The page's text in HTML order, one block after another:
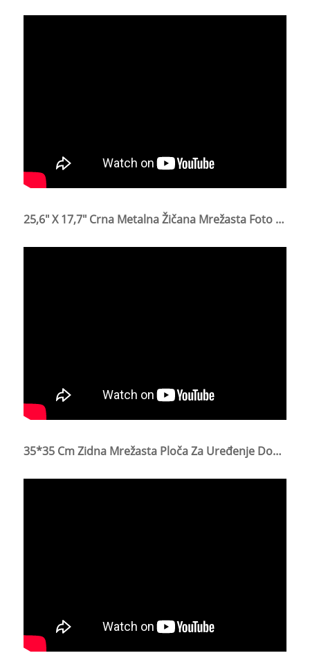
25,6" X 17,7" Crna Metalna Žičana Mrežasta Foto Zidna Ploča S Mrežastom Zidnom Pločom Za Uređenje Doma
35*35 Cm Zidna Mrežasta Ploča Za Uređenje Doma, Zavarena Mrežasta Ploča